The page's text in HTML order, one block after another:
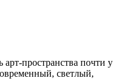
арт-пространства почти у
светлый,